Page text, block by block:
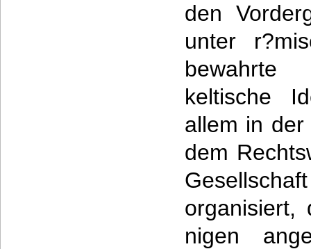
den
unter
bewahrte
keltische
allem in
dem
organisiert,
nigen